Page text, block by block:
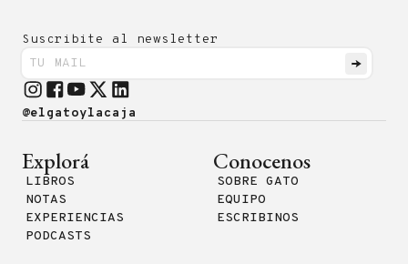
Suscribite al newsletter
@elgatoylacaja
Explorá
LIBROS
NOTAS
EXPERIENCIAS
PODCASTS
Conocenos
SOBRE GATO
EQUIPO
ESCRIBINOS